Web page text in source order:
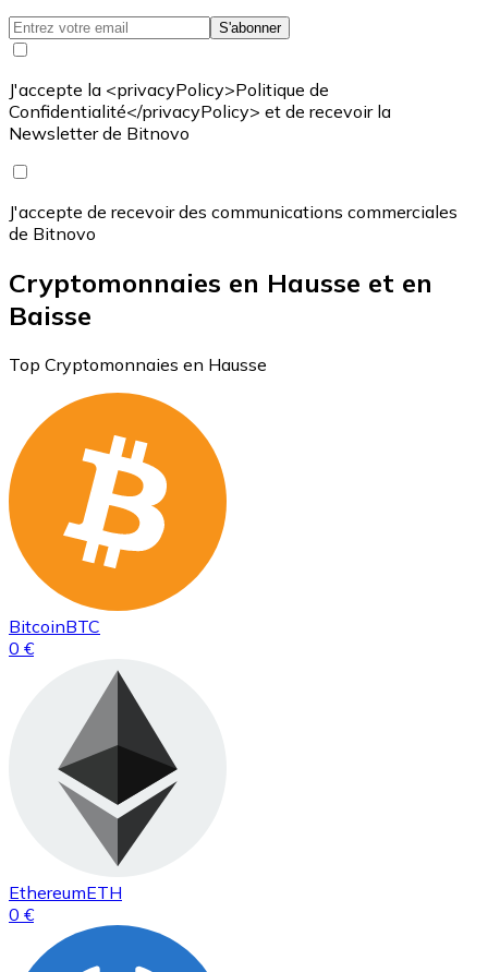
S'abonner
J'accepte la <privacyPolicy>Politique de
Confidentialité</privacyPolicy> et de recevoir la
Newsletter de Bitnovo
J'accepte de recevoir des communications commerciales
de Bitnovo
Cryptomonnaies en Hausse et en
Baisse
Top Cryptomonnaies en Hausse
BitcoinBTC
0 €
EthereumETH
0 €